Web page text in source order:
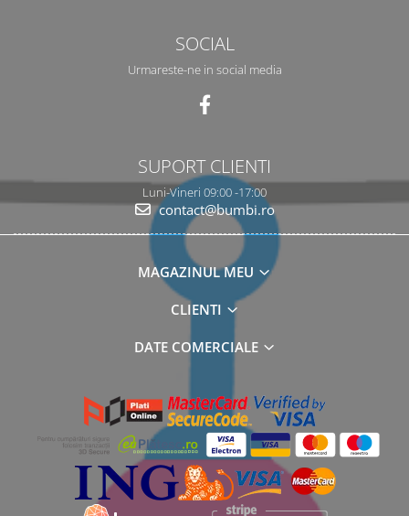
SOCIAL
Urmareste-ne in social media
SUPORT CLIENTI
Luni-Vineri 09:00 -17:00
contact@bumbi.ro
MAGAZINUL MEU
CLIENTI
DATE COMERCIALE